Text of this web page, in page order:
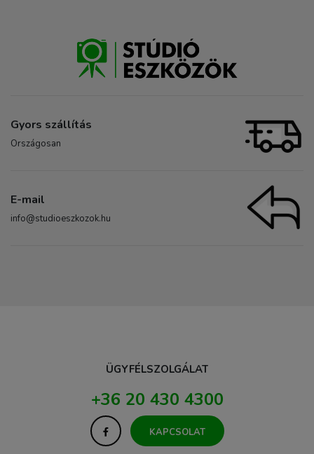
Gyors szállítás
Országosan
E-mail
info@studioeszkozok.hu
ÜGYFÉLSZOLGÁLAT
+36 20 430 4300
KAPCSOLAT